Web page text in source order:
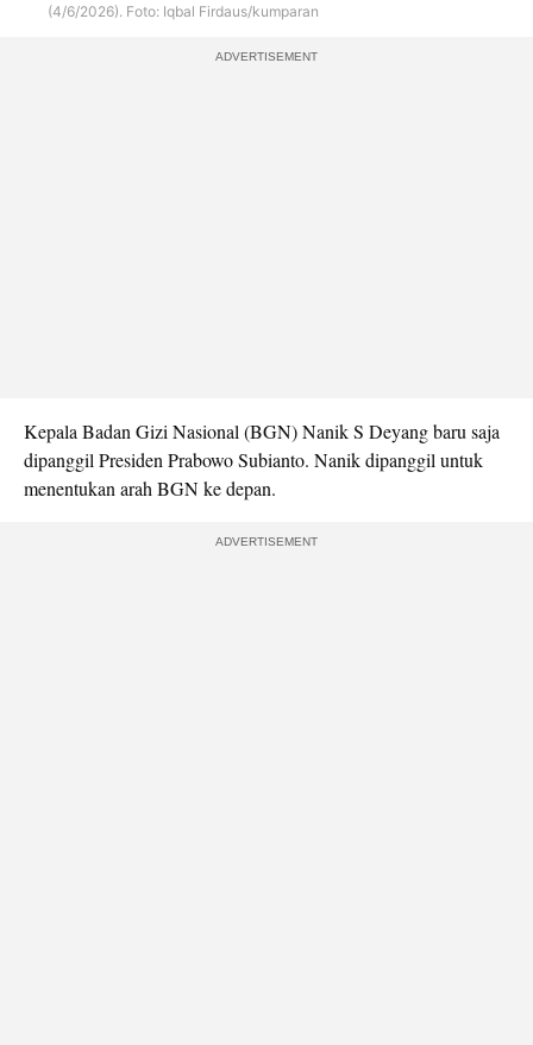
(4/6/2026). Foto: Iqbal Firdaus/kumparan
ADVERTISEMENT
Kepala Badan Gizi Nasional (BGN) Nanik S Deyang baru saja
dipanggil Presiden Prabowo Subianto. Nanik dipanggil untuk
menentukan arah BGN ke depan.
ADVERTISEMENT